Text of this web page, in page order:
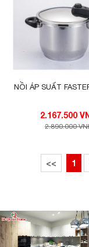
NỒI ÁP SUẤT
2.890.000
<< 1